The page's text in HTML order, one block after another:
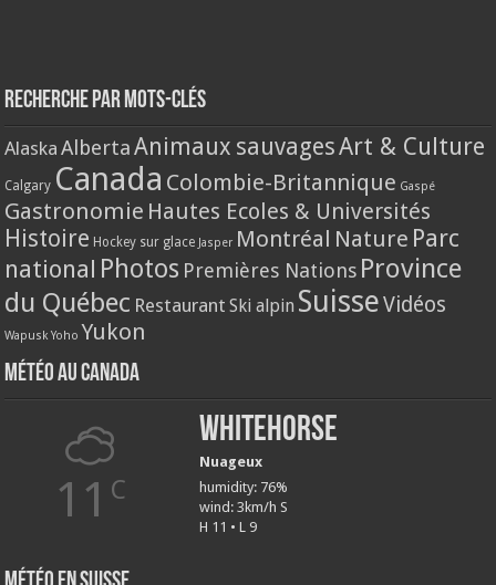
Recherche par mots-clés
Alaska Alberta Animaux sauvagesArt & Culture
Calgary Canada Colombie-Britannique Gaspé
Gastronomie Hautes Ecoles & Universités
Histoire Hockey sur glace Jasper Montréal Nature Parc
national Photos Premières Nations Province
du Québec Restaurant Ski alpin SuisseVidéos
Wapusk Yoho Yukon
Météo au Canada
11 C
Whitehorse
Nuageux
humidity: 76%
wind: 3km/h S
H 11 • L 9